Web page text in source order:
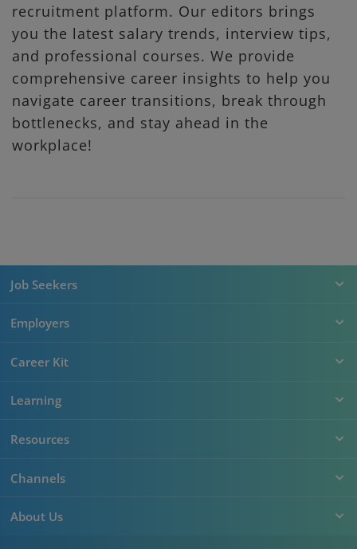
recruitment platform. Our editors brings
you the latest salary trends, interview tips,
and professional courses. We provide
comprehensive career insights to help you
navigate career transitions, break through
bottlenecks, and stay ahead in the
workplace!
Job Seekers
Employers
Career Kit
Learning
Resources
Channels
About Us